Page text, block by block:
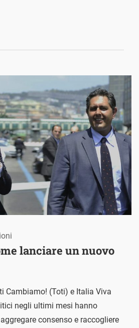
lanciare un nuovo
Cambiamo! (Toti) e Italia Viva
negli ultimi mesi hanno
consenso e raccogliere